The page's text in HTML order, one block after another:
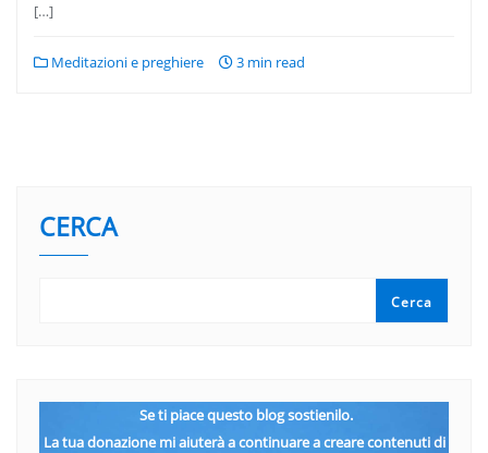
[…]
Meditazioni e preghiere 3 min read
CERCA
Cerca
Se ti piace questo blog sostienilo.
La tua donazione mi aiuterà a continuare a creare contenuti di